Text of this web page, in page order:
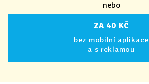
nebo
ZA 40 KČ
bez mobilní aplikace
a s reklamou